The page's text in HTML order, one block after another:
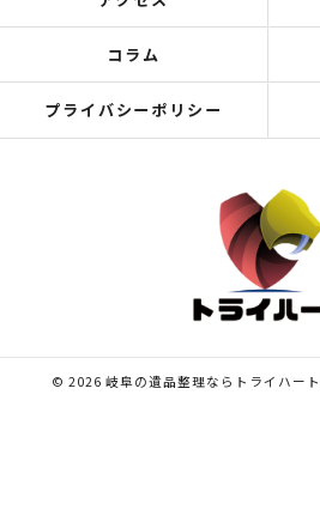
コラム
プライバシーポリシー
© 2026 岐阜の遺品整理ならトライハート